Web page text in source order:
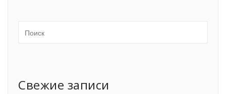
Свежие записи